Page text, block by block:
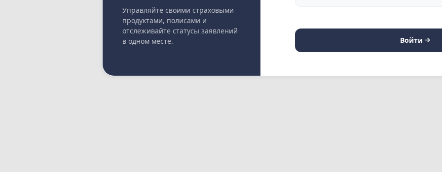
Управляйте своими страховыми
продуктами, полисами и
отслеживайте статусы заявлений
в одном месте.
Войти